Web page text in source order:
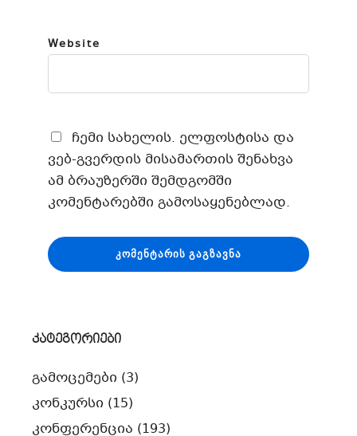
Website
ჩემი სახელის. ელფოსტისა და
ვებ-გვერდის მისამართის შენახვა
ამ ბრაუზერში შემდგომში
კომენტარებში გამოსაყენებლად.
კატეგორიები
გამოცემები (3)
კონკურსი (15)
კონფერენცია (193)